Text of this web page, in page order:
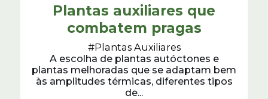
Plantas auxiliares que
combatem pragas
#Plantas Auxiliares
A escolha de plantas autóctones e
plantas melhoradas que se adaptam bem
às amplitudes térmicas, diferentes tipos
de...